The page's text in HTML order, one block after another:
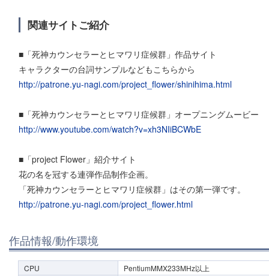
関連サイトご紹介
■「死神カウンセラーとヒマワリ症候群」作品サイト
キャラクターの台詞サンプルなどもこちらから
http://patrone.yu-nagi.com/project_flower/shinihima.html
■「死神カウンセラーとヒマワリ症候群」オープニングムービー
http://www.youtube.com/watch?v=xh3NIiBCWbE
■「project Flower」紹介サイト
花の名を冠する連弾作品制作企画。
「死神カウンセラーとヒマワリ症候群」はその第一弾です。
http://patrone.yu-nagi.com/project_flower.html
作品情報/動作環境
CPU
PentiumMMX233MHz以上